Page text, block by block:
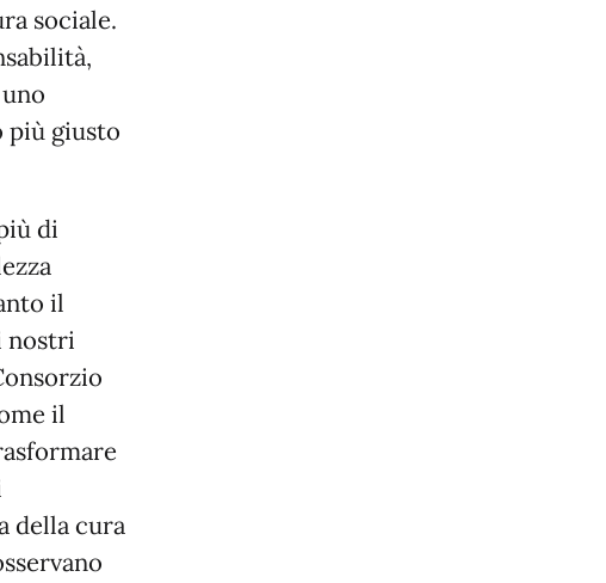
sociale.
più giusto
di
il
nostri
il
della cura